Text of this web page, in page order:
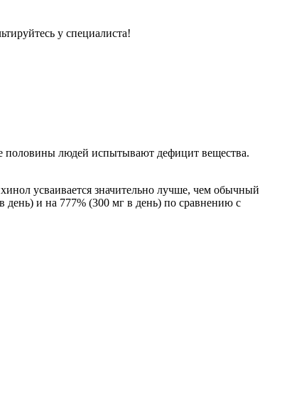
у специалиста!
половины людей испытывают дефицит вещества.
усваивается значительно лучше, чем обычный
день) и на 777% (300 мг в день) по сравнению с